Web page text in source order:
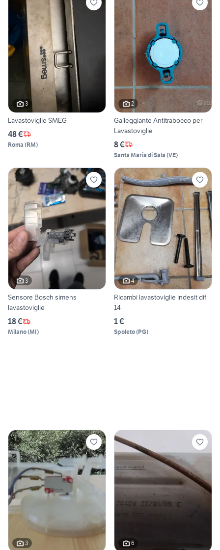
3
Lavastoviglie SMEG
48 €
Roma (RM)
2
Galleggiante Antitrabocco per
Lavastoviglie
8 €
Santa Maria di Sala (VE)
3
Sensore Bosch simens
lavastoviglie
18 €
Milano(MI)
4
Ricambi lavastoviglie indesit dif
14
1 €
Spoleto(PG)
3 6